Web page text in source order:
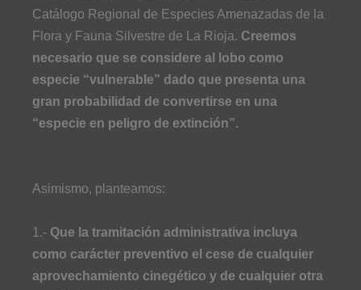
Catálogo Regional de Especies Amenazadas de la
Flora y Fauna Silvestre de La Rioja. Creemos
necesario que se considere al lobo como
especie “vulnerable” dado que presenta una
gran probabilidad de convertirse en una
“especie en peligro de extinción”.
Asimismo, planteamos:
1.- Que la tramitación administrativa incluya
como carácter preventivo el cese de cualquier
aprovechamiento cinegético y de cualquier otra